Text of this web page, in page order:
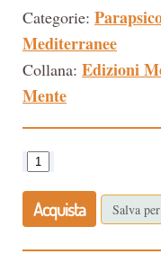
Categorie:
Mediterranee
Collana: Edizioni
Mente
Acquista Salva